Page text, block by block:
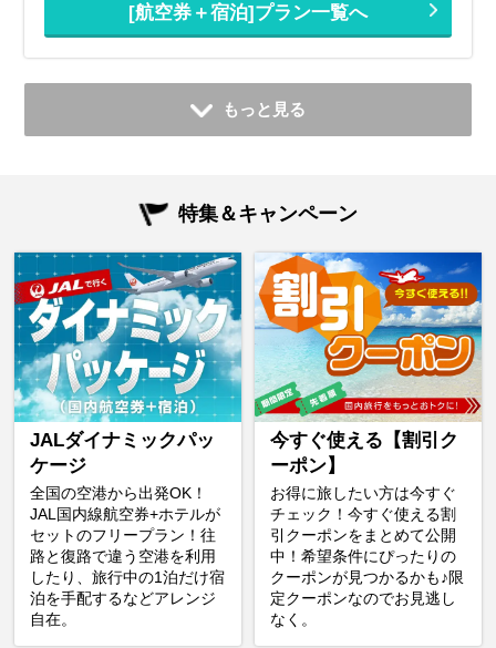
[航空券＋宿泊]プラン一覧へ
もっと見る
特集＆キャンペーン
JALダイナミックパッ
ケージ
全国の空港から出発OK！
JAL国内線航空券+ホテルが
セットのフリープラン！往
路と復路で違う空港を利用
したり、旅行中の1泊だけ宿
泊を手配するなどアレンジ
自在。
今すぐ使える【割引ク
ーポン】
お得に旅したい方は今すぐ
チェック！今すぐ使える割
引クーポンをまとめて公開
中！希望条件にぴったりの
クーポンが見つかるかも♪限
定クーポンなのでお見逃し
なく。